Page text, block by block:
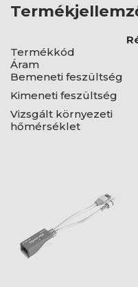
Termékkód
Áram
Bemeneti feszültség
Kimeneti feszültség
Vizsgált környezeti
hőmérséklet